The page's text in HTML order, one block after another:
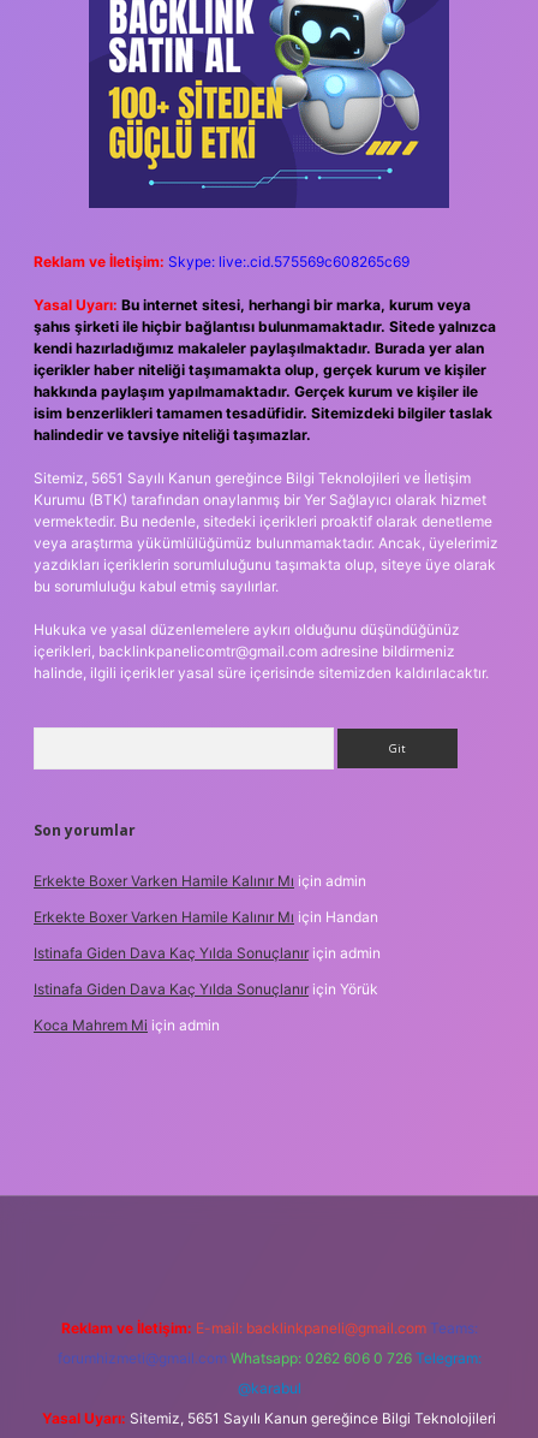
Reklam ve İletişim: Skype: live:.cid.575569c608265c69
Yasal Uyarı: Bu internet sitesi, herhangi bir marka, kurum veya
şahıs şirketi ile hiçbir bağlantısı bulunmamaktadır. Sitede yalnızca
kendi hazırladığımız makaleler paylaşılmaktadır. Burada yer alan
içerikler haber niteliği taşımamakta olup, gerçek kurum ve kişiler
hakkında paylaşım yapılmamaktadır. Gerçek kurum ve kişiler ile
isim benzerlikleri tamamen tesadüfidir. Sitemizdeki bilgiler taslak
halindedir ve tavsiye niteliği taşımazlar.
Sitemiz, 5651 Sayılı Kanun gereğince Bilgi Teknolojileri ve İletişim
Kurumu (BTK) tarafından onaylanmış bir Yer Sağlayıcı olarak hizmet
vermektedir. Bu nedenle, sitedeki içerikleri proaktif olarak denetleme
veya araştırma yükümlülüğümüz bulunmamaktadır. Ancak, üyelerimiz
yazdıkları içeriklerin sorumluluğunu taşımakta olup, siteye üye olarak
bu sorumluluğu kabul etmiş sayılırlar.
Hukuka ve yasal düzenlemelere aykırı olduğunu düşündüğünüz
içerikleri, backlinkpanelicomtr@gmail.com adresine bildirmeniz
halinde, ilgili içerikler yasal süre içerisinde sitemizden kaldırılacaktır.
Son yorumlar
Erkekte Boxer Varken Hamile Kalınır Mı için admin
Erkekte Boxer Varken Hamile Kalınır Mı için Handan
Istinafa Giden Dava Kaç Yılda Sonuçlanır için admin
Istinafa Giden Dava Kaç Yılda Sonuçlanır için Yörük
Koca Mahrem Mi için admin
Reklam ve İletişim: E-mail: backlinkpaneli@gmail.com Teams:
forumhizmeti@gmail.com Whatsapp: 0262 606 0 726 Telegram:
@karabul
Yasal Uyarı: Sitemiz, 5651 Sayılı Kanun gereğince Bilgi Teknolojileri